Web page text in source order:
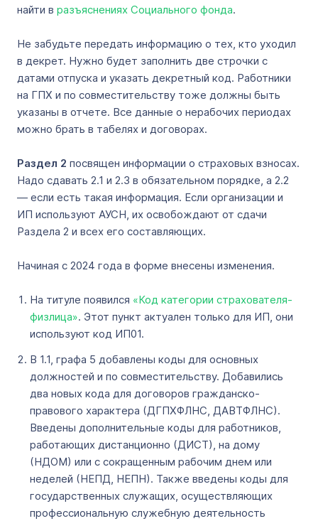
найти в разъяснениях Социального фонда.
Не забудьте передать информацию о тех, кто уходил
в декрет. Нужно будет заполнить две строчки с
датами отпуска и указать декретный код. Работники
на ГПХ и по совместительству тоже должны быть
указаны в отчете. Все данные о нерабочих периодах
можно брать в табелях и договорах.
Раздел 2 посвящен информации о страховых взносах.
Надо сдавать 2.1 и 2.3 в обязательном порядке, а 2.2
— если есть такая информация. Если организации и
ИП используют АУСН, их освобождают от сдачи
Раздела 2 и всех его составляющих.
Начиная с 2024 года в форме внесены изменения.
На титуле появился «Код категории страхователя-
физлица». Этот пункт актуален только для ИП, они
используют код ИП01.
В 1.1, графа 5 добавлены коды для основных
должностей и по совместительству. Добавились
два новых кода для договоров гражданско-
правового характера (ДГПХФЛНС, ДАВТФЛНС).
Введены дополнительные коды для работников,
работающих дистанционно (ДИСТ), на дому
(НДОМ) или с сокращенным рабочим днем или
неделей (НЕПД, НЕПН). Также введены коды для
государственных служащих, осуществляющих
профессиональную служебную деятельность